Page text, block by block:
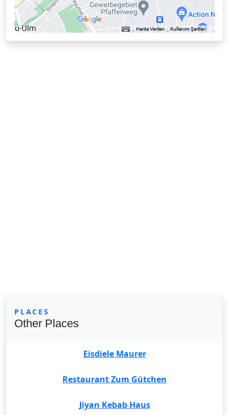
PLACES
Other Places
Eisdiele Maurer
Restaurant Zum Gütchen
Jiyan Kebab Haus